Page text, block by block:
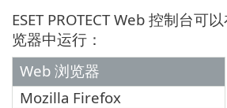
ESET PROTECT Web 控制台可
览器中运行：
Web 浏览器
Mozilla Firefox